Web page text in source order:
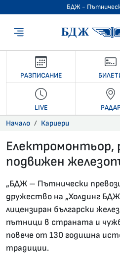
БДЖ -
РАЗПИСАНИЕ
LIVE
Начало Кариери
Електромонтьор,
подвижен
„БДЖ – Пътнически
дружество на „Холдинг
лицензиран български
пътници в страната и
повече от 130 годишна
традиции.